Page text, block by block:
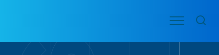
conteúdo
VOO
AÉREAS
Menu